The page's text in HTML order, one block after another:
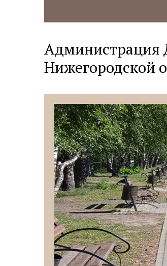
Администрация
Нижегородской